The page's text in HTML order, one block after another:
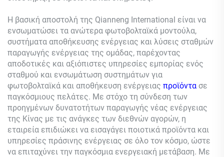
Η βασική αποστολή της Qianneng International είναι να
ενσωματώσει τα ανώτερα φωτοβολταϊκά μοντούλα,
συστήματα αποθήκευσης ενέργειας και λύσεις σταθμών
παραγωγής ενέργειας της ομάδας, παρέχοντας
αποδοτικές και αξιόπιστες υπηρεσίες εμπορίας ενός
σταθμού και ενσωμάτωση συστημάτων για
φωτοβολταϊκά και αποθήκευση ενέργειας προϊόντα σε
παγκόσμιους πελάτες. Με στόχο τη σύνδεση των
προηγμένων δυνατοτήτων παραγωγής νέας ενέργειας
της Κίνας με τις ανάγκες των διεθνών αγορών, η
εταιρεία επιδιώκει να εισαγάγει ποιοτικά προϊόντα και
υπηρεσίες πράσινης ενέργειας σε όλο τον κόσμο, ώστε
να επιταχύνει την παγκόσμια ενεργειακή μετάβαση. Με